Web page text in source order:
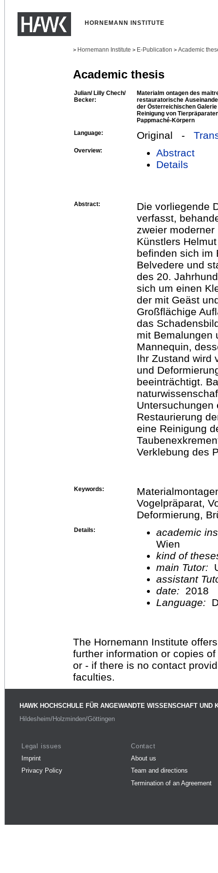
HORNEMANN INSTITUTE
> Hornemann Institute > E-Publication > Academic
Academic thesis
Julian/ Lilly Chech/
Becker:
Materialm ontagen des
restauratorische
der Österreichischen
Reinigung von
Pappmaché-Körpern
Language:
Original -
Overview:
Abstract
Details
Abstract:
Die vorliegende
verfasst,
zweier
Künstlers
befinden sich im
Belvedere und
des 20.
sich um einen
der mit Geäst
Großflächige
das
mit Bemalungen
Mannequin,
Ihr Zustand wird
und
beeinträchtigt.
Untersuchungen
Restaurierung
eine Reinigung
Verklebung des
Keywords:
Vogelpräparat,
Deformierung,
Details:
academic
Wien
kind of
main Tutor:
assistant
date:
2018
Language:
The Hornemann Institute
further information or copies
or - if there is no contact
faculties.
HAWK HOCHSCHULE FÜR ANGEWANDTE WISSENSCHAFT UND
Hildesheim/Holzminden/Göttingen
Legal issues
Imprint
Privacy Policy
Contact
About us
Team and directions
Termination of an Agreement